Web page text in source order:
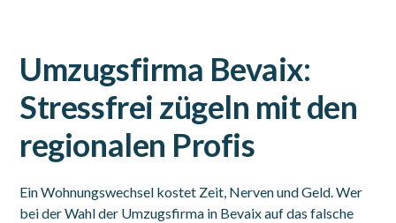
Umzugsfirma Bevaix:
Stressfrei zügeln mit den
regionalen Profis
Ein Wohnungswechsel kostet Zeit, Nerven und Geld. Wer
bei der Wahl der Umzugsfirma in Bevaix auf das falsche